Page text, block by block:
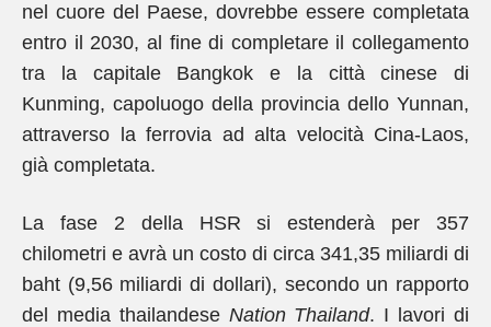
nel cuore del Paese, dovrebbe essere completata
entro il 2030, al fine di completare il collegamento
tra la capitale Bangkok e la città cinese di
Kunming, capoluogo della provincia dello Yunnan,
attraverso la ferrovia ad alta velocità Cina-Laos,
già completata.
La fase 2 della HSR si estenderà per 357
chilometri e avrà un costo di circa 341,35 miliardi di
baht (9,56 miliardi di dollari), secondo un rapporto
del media thailandese Nation Thailand. I lavori di